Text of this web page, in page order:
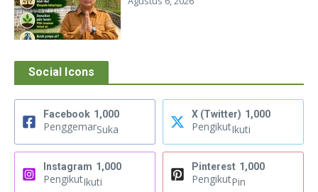
Social Icons
Facebook 1,000
PenggemarSuka
X (Twitter) 1,000
PengikutIkuti
Instagram 1,000
PengikutIkuti
Pinterest 1,000
PengikutPin